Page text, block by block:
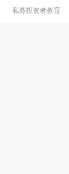
私募投资者教育